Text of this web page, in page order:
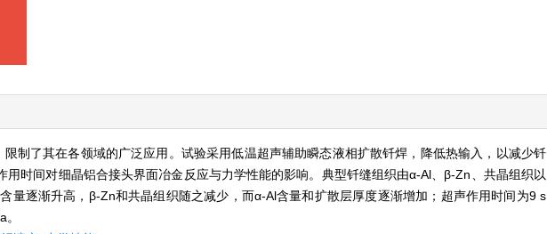
制了其在各领域的广泛应用。试验采用低温超声辅助瞬态液相扩散钎焊，降低热输入，以减少钎
时间对细晶铝合接头界面冶金反应与力学性能的影响。典型钎缝组织由α-Al、β-Zn、共晶组织以
量逐渐升高，β-Zn和共晶组织随之减少，而α-Al含量和扩散层厚度逐渐增加；超声作用时间为9 s